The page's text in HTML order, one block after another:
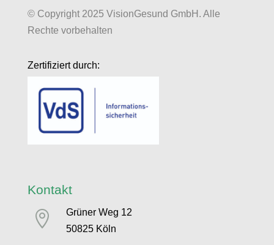
© Copyright 2025 VisionGesund GmbH. Alle
Rechte vorbehalten
Zertifiziert durch:
Kontakt

Grüner Weg 12
50825 Köln